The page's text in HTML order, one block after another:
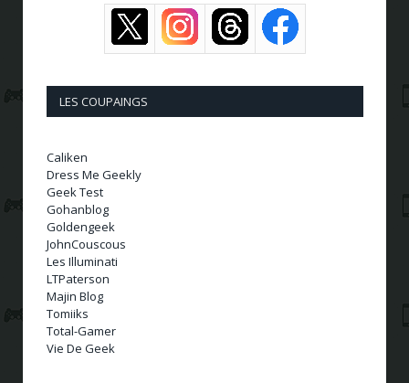
LES COUPAINGS
Caliken
Dress Me Geekly
Geek Test
Gohanblog
Goldengeek
JohnCouscous
Les Illuminati
LTPaterson
Majin Blog
Tomiiks
Total-Gamer
Vie De Geek